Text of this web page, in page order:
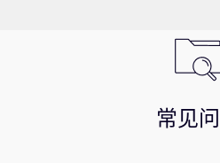
常见